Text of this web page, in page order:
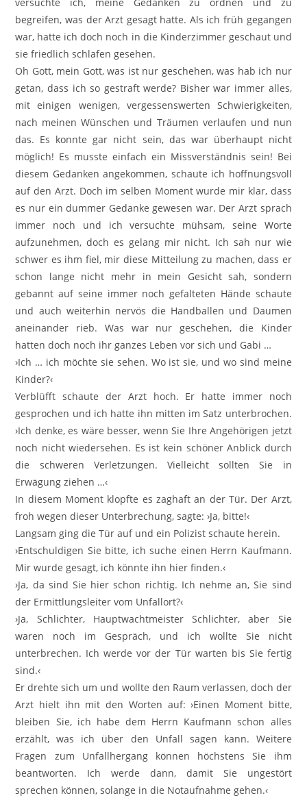
begreifen, was der Arzt gesagt hatte. Als ich früh gegangen
war, hatte ich doch noch in die Kinderzimmer geschaut und
sie friedlich schlafen gesehen.
Oh Gott, mein Gott, was ist nur geschehen, was hab ich nur
getan, dass ich so gestraft werde? Bisher war immer alles,
mit einigen wenigen, vergessenswerten Schwierigkeiten,
nach meinen Wünschen und Träumen verlaufen und nun
das. Es konnte gar nicht sein, das war überhaupt nicht
möglich! Es musste einfach ein Missverständnis sein! Bei
diesem Gedanken angekommen, schaute ich hoffnungsvoll
auf den Arzt. Doch im selben Moment wurde mir klar, dass
es nur ein dummer Gedanke gewesen war. Der Arzt sprach
immer noch und ich versuchte mühsam, seine Worte
aufzunehmen, doch es gelang mir nicht. Ich sah nur wie
schwer es ihm fiel, mir diese Mitteilung zu machen, dass er
schon lange nicht mehr in mein Gesicht sah, sondern
gebannt auf seine immer noch gefalteten Hände schaute
und auch weiterhin nervös die Handballen und Daumen
aneinander rieb. Was war nur geschehen, die Kinder
hatten doch noch ihr ganzes Leben vor sich und Gabi …
›Ich … ich möchte sie sehen. Wo ist sie, und wo sind meine
Kinder?‹
Verblüfft schaute der Arzt hoch. Er hatte immer noch
gesprochen und ich hatte ihn mitten im Satz unterbrochen.
›Ich denke, es wäre besser, wenn Sie Ihre Angehörigen jetzt
noch nicht wiedersehen. Es ist kein schöner Anblick durch
die schweren Verletzungen. Vielleicht sollten Sie in
Erwägung ziehen …‹
In diesem Moment klopfte es zaghaft an der Tür. Der Arzt,
froh wegen dieser Unterbrechung, sagte: ›Ja, bitte!‹
Langsam ging die Tür auf und ein Polizist schaute herein.
›Entschuldigen Sie bitte, ich suche einen Herrn Kaufmann.
Mir wurde gesagt, ich könnte ihn hier finden.‹
›Ja, da sind Sie hier schon richtig. Ich nehme an, Sie sind
der Ermittlungsleiter vom Unfallort?‹
›Ja, Schlichter, Hauptwachtmeister Schlichter, aber Sie
waren noch im Gespräch, und ich wollte Sie nicht
unterbrechen. Ich werde vor der Tür warten bis Sie fertig
sind.‹
Er drehte sich um und wollte den Raum verlassen, doch der
Arzt hielt ihn mit den Worten auf: ›Einen Moment bitte,
bleiben Sie, ich habe dem Herrn Kaufmann schon alles
erzählt, was ich über den Unfall sagen kann. Weitere
Fragen zum Unfallhergang können höchstens Sie ihm
beantworten. Ich werde dann, damit Sie ungestört
sprechen können, solange in die Notaufnahme gehen.‹